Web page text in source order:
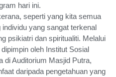
hari ini.
seperti yang kita semua
yang sangat terkenal
psikiatri dan spiritualiti. Melalui
oleh Institut Sosial
di Auditorium Masjid Putra,
daripada pengetahuan yang